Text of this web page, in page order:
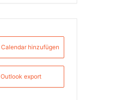
hinzufügen
export